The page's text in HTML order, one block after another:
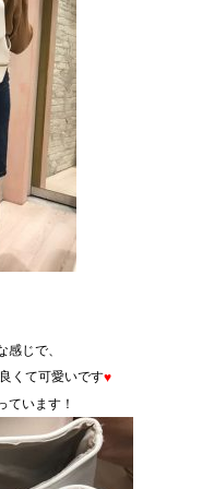
感じで、
くて可愛いです♥
ています！